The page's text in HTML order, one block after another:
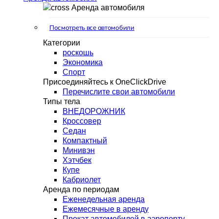
Аренда автомобиля
Посмотреть все автомобили
Категории
роскошь
Экономика
Спорт
Присоединяйтесь к OneClickDrive
Перечислите свои автомобили
Типы тела
ВНЕДОРОЖНИК
Кроссовер
Седан
Компактный
Минивэн
Хэтчбек
Купе
Кабриолет
Аренда по периодам
Еженедельная аренда
Ежемесячные в аренду